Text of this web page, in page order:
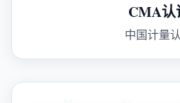
CMA认
中国计量